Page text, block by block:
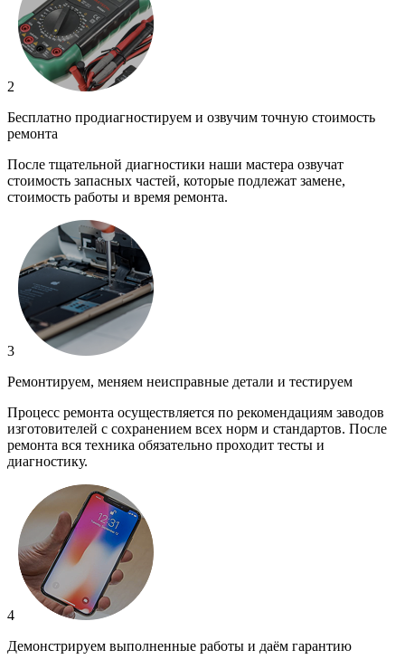
2
Бесплатно продиагностируем и озвучим точную стоимость
ремонта
После тщательной диагностики наши мастера озвучат
стоимость запасных частей, которые подлежат замене,
стоимость работы и время ремонта.
3
Ремонтируем, меняем неисправные детали и тестируем
Процесс ремонта осуществляется по рекомендациям заводов
изготовителей с сохранением всех норм и стандартов. После
ремонта вся техника обязательно проходит тесты и
диагностику.
4
Демонстрируем выполненные работы и даём гарантию